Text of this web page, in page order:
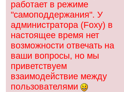
работает в режиме
"самоподдержания". У
администратора (Foxy) в
настоящее время нет
возможности отвечать на
ваши вопросы, но мы
приветствуем
взаимодействие между
пользователями